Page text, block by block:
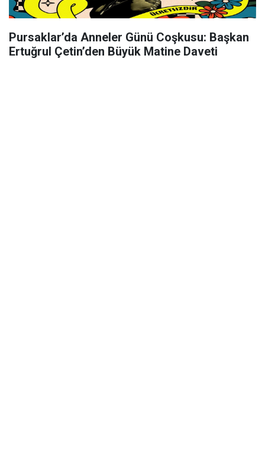
Pursaklar’da Anneler Günü Coşkusu: Başkan
Ertuğrul Çetin’den Büyük Matine Daveti